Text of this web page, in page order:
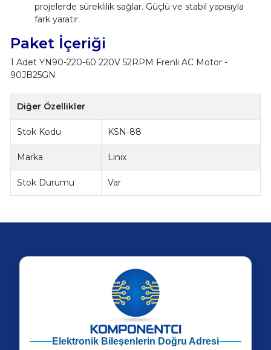
projelerde süreklilik sağlar. Güçlü ve stabil yapısıyla
fark yaratır.
Paket İçeriği
1 Adet YN90-220-60 220V 52RPM Frenli AC Motor -
90JB25GN
Diğer Özellikler
Stok Kodu KSN-88
Marka Linix
Stok Durumu Var
Elektronik Bileşenlerin Doğru Adresi